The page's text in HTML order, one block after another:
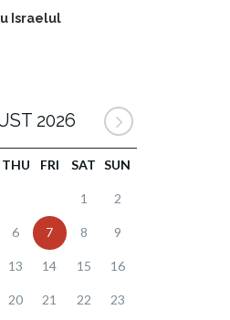
Israelul
2026
THU FRI SAT SUN
1 2
6 7 8 9
13 14 15 16
20 21 22 23